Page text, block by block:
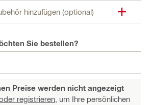
hinzufügen (optional)
Sie bestellen?
Preise werden nicht angezeigt
registrieren, um Ihre persönlichen